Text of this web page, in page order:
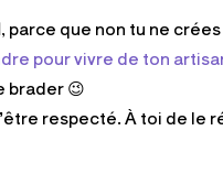
, parce que non tu ne
pour vivre de ton
brader 😉
respecté. À toi de le